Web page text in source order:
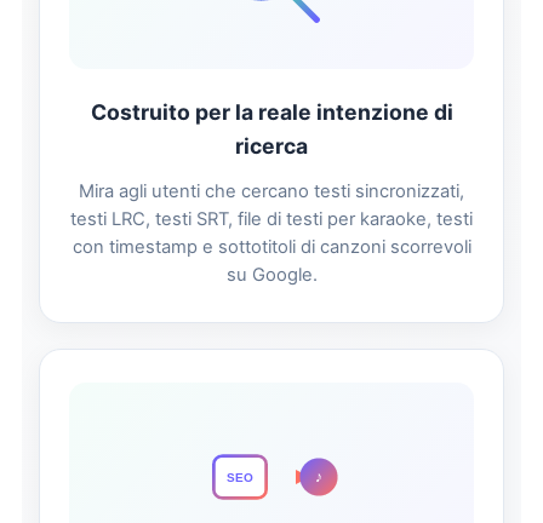
Costruito per la reale intenzione di
ricerca
Mira agli utenti che cercano testi sincronizzati,
testi LRC, testi SRT, file di testi per karaoke, testi
con timestamp e sottotitoli di canzoni scorrevoli
su Google.
SEO ♪